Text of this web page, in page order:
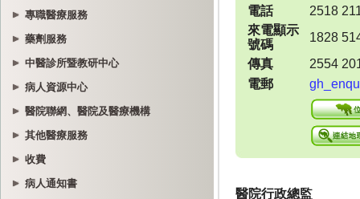
專職醫療服務
藥劑服務
中醫診所暨教研中心
病人資源中心
醫院聯網、醫院及醫療機構
其他醫療服務
收費
病人通知書